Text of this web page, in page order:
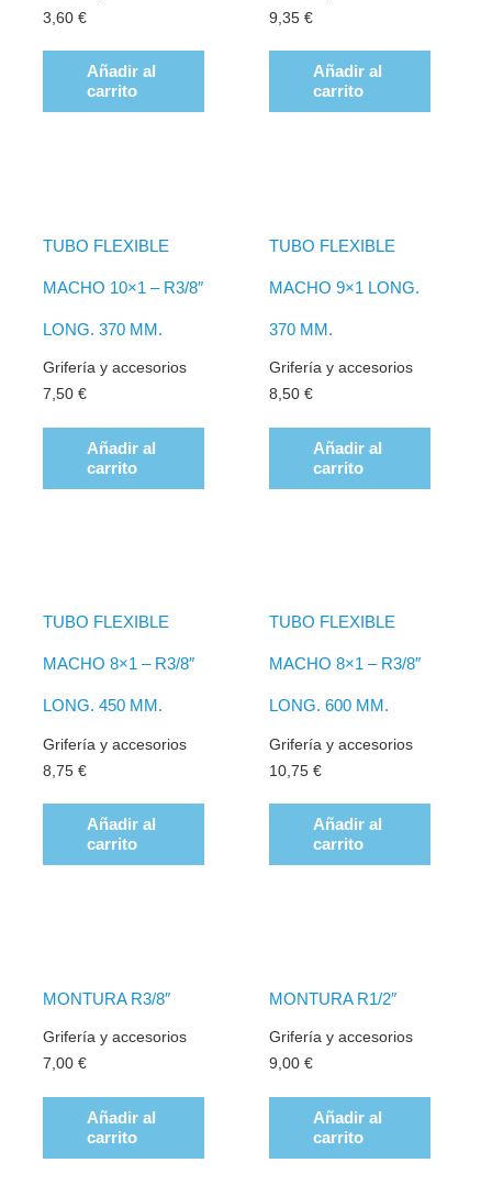
3,60€
Añadir al
carrito
9,35 €
Añadir al
carrito
TUBO FLEXIBLE
MACHO 10×1 – R3/8″
LONG. 370 MM.
Grifería y accesorios
7,50€
Añadir al
carrito
TUBO FLEXIBLE
MACHO 9×1 LONG.
370 MM.
Grifería y accesorios
8,50 €
Añadir al
carrito
TUBO FLEXIBLE
MACHO 8×1 – R3/8″
LONG. 450 MM.
Grifería y accesorios
8,75€
Añadir al
carrito
TUBO FLEXIBLE
MACHO 8×1 – R3/8″
LONG. 600 MM.
Grifería y accesorios
10,75 €
Añadir al
carrito
MONTURA R3/8″
Grifería y accesorios
7,00€
Añadir al
carrito
MONTURA R1/2″
Grifería y accesorios
9,00 €
Añadir al
carrito